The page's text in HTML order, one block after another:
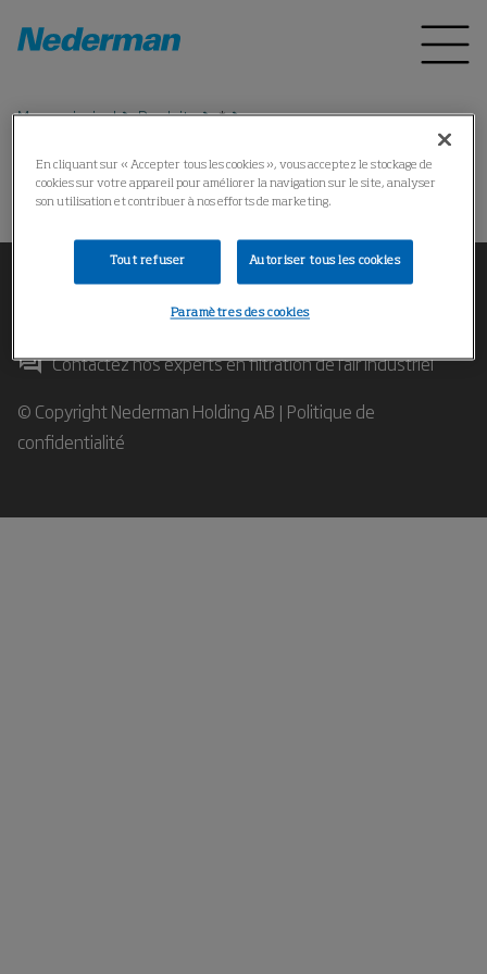
Menu principal Produits *
Impossible de trouver le produit
Contactez nos experts en filtration de l'air industriel
© Copyright Nederman Holding AB | Politique de
confidentialité
En cliquant sur « Accepter tous les cookies », vous acceptez le stockage de
cookies sur votre appareil pour améliorer la navigation sur le site, analyser
son utilisation et contribuer à nos efforts de marketing.
Tout refuser Autoriser tous les cookies
Paramètres des cookies